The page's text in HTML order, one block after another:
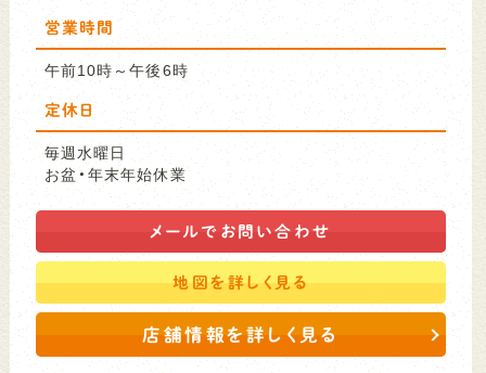
営業時間
午前10時～午後6時
定休日
毎週水曜日
お盆・年末年始休業
メールで お問い合わせ
地図を詳しく見る
店舗情報を詳しく見る